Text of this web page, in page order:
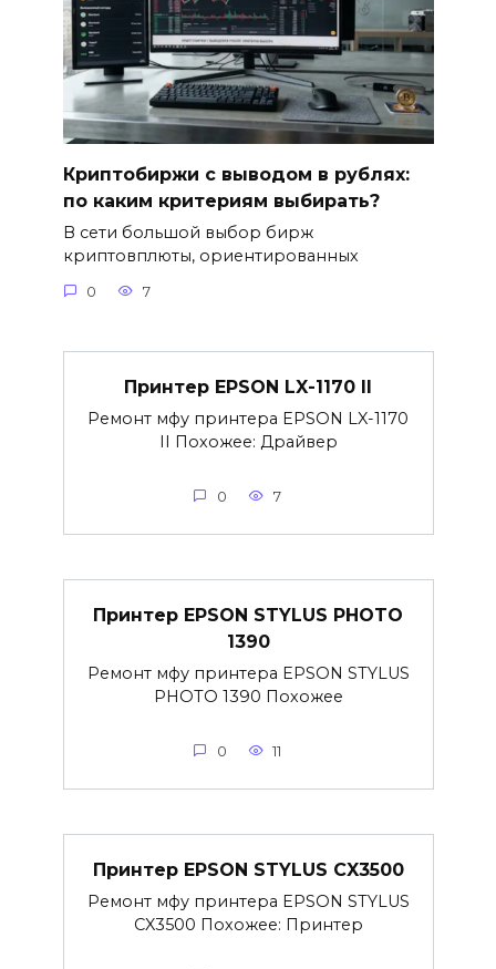
Криптобиржи с выводом в рублях:
по каким критериям выбирать?
В сети большой выбор бирж
криптовплюты, ориентированных
0 7
Принтер EPSON LX-1170 II
Ремонт мфу принтера EPSON LX-1170
II Похожее: Драйвер
0 7
Принтер EPSON STYLUS PHOTO
1390
Ремонт мфу принтера EPSON STYLUS
PHOTO 1390 Похожее
0 11
Принтер EPSON STYLUS CX3500
Ремонт мфу принтера EPSON STYLUS
CX3500 Похожее: Принтер